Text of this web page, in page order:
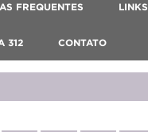
FREQUENTES
312 CONTATO